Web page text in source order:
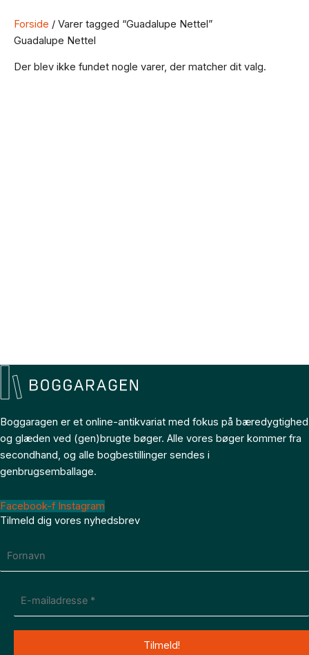
Forside / Varer tagged “Guadalupe Nettel”
Guadalupe Nettel
Der blev ikke fundet nogle varer, der matcher dit valg.
Boggaragen er et online-antikvariat med fokus på bæredygtighed
og glæden ved (gen)brugte bøger. Alle vores bøger kommer fra
secondhand, og alle bogbestillinger sendes i
genbrugsemballage.
Facebook-f Instagram
Tilmeld dig vores nyhedsbrev